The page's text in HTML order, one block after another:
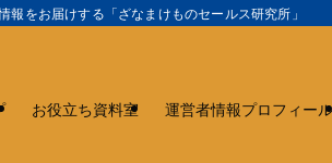
報をお届けする「ざなまけものセールス研究所」
お役立ち資料室 運営者情報プロフィール